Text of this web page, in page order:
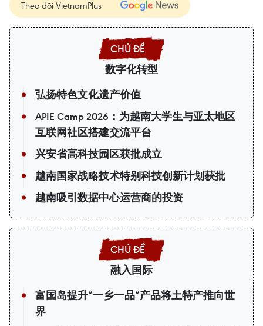
Theo dõi VietnamPlus
数字化转型
弘扬特色文化遗产价值
APIE Camp 2026：为越南大学生与亚太地区
互联网社区搭建交流平台
兴安省高科技园区获批成立
越南国家战略技术特别科技创新计划获批
越南吸引数据中心运营商的投资
融入国际
富国岛提升”一乡一品”产品将土特产推向世
界